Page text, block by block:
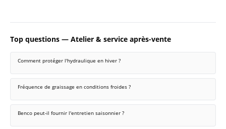
Top questions — Atelier & service après-vente
Comment protéger l'hydraulique en hiver ?
Fréquence de graissage en conditions froides ?
Benco peut-il fournir l'entretien saisonnier ?